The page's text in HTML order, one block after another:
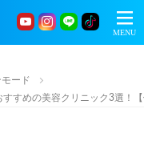
モード
すめの美容クリニック3選！